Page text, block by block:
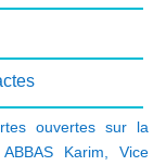
ouvertes sur la
Karim
Vice